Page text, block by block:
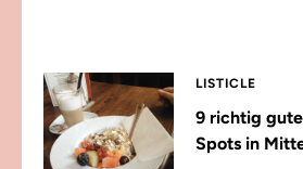
LISTICLE
9 richtig
Spots in